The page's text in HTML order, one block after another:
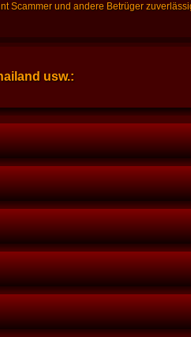
Scammer und andere Betrüger
usw.: